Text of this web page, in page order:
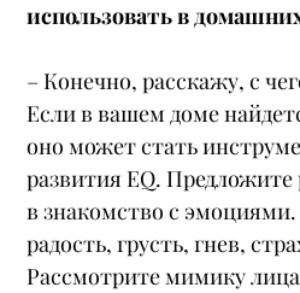
использовать в
– Конечно, расскажу, с
Если в вашем доме
оно может стать
развития EQ. Предложите
в знакомство с
радость, грусть, гнев,
Рассмотрите мимику